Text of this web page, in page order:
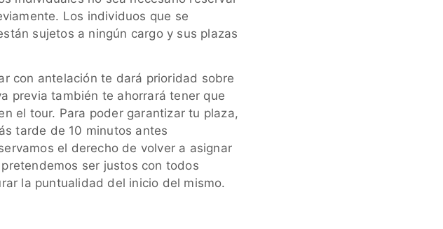
Los individuos que se
sujetos a ningún cargo y sus plazas
con antelación te dará prioridad sobre
previa también te ahorrará tener que
el tour. Para poder garantizar tu plaza,
tarde de 10 minutos antes
el derecho de volver a asignar
ser justos con todos
la puntualidad del inicio del mismo.